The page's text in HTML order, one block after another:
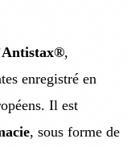
Antistax®,
enregistré en
Il est
, sous forme de